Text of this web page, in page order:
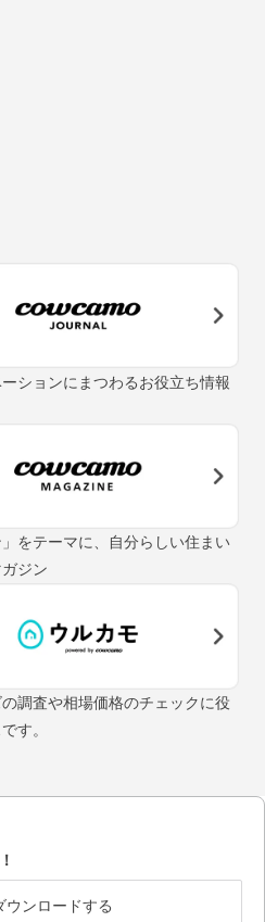
ションにまつわるお役立ち情報
をテーマに、自分らしい住まい
ジン
調査や相場価格のチェックに役
す。
ウンロードする